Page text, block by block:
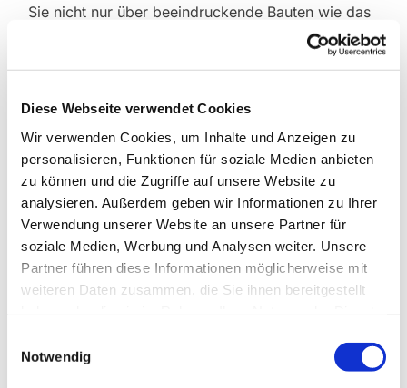
Diese Webseite verwendet Cookies
Wir verwenden Cookies, um Inhalte und Anzeigen zu
personalisieren, Funktionen für soziale Medien anbieten
zu können und die Zugriffe auf unsere Website zu
analysieren. Außerdem geben wir Informationen zu Ihrer
Verwendung unserer Website an unsere Partner für
soziale Medien, Werbung und Analysen weiter. Unsere
Partner führen diese Informationen möglicherweise mit
weiteren Daten zusammen, die Sie ihnen bereitgestellt
Notwendig
Sie nicht nur über beeindruckende Bauten wie das
olympischen Spiele der Neuzeit stattfanden, den
bedeutendsten Ausgrabungsstätten Griechenlands,
Verbindung mit den Erlebnissen des Paulus stehen.
Hauptleistungen
Freizeitleitung und geistliches Programm
·Flug ab Frankfurt nach Thessaloniki
Rundreise mit HP